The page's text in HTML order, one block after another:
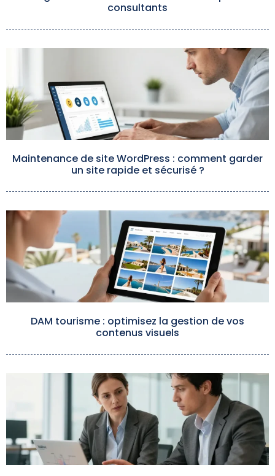
consultants
Maintenance de site WordPress : comment garder
un site rapide et sécurisé ?
DAM tourisme : optimisez la gestion de vos
contenus visuels